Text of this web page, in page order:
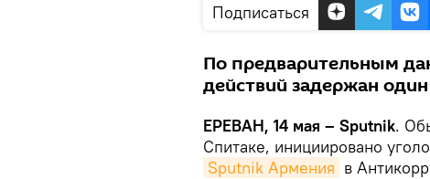
Подписаться
По предварительным
действий задержан
ЕРЕВАН, 14 мая – Sputnik.
Спитаке, инициировано
Sputnik Армения в